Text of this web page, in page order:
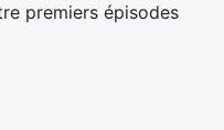
premiers épisodes